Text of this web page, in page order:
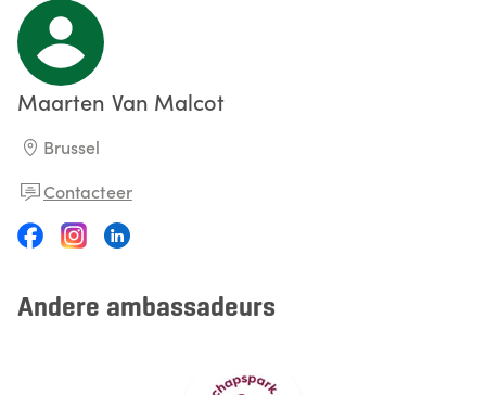
Maarten Van Malcot
Brussel
Contacteer
Andere ambassadeurs